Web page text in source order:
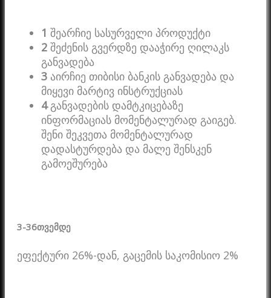
1 შეარჩიე სასურველი პროდუქტი
2 შეძენის გვერდზე დააჭირე ღილაკს
განვადება
3 აირჩიე თიბისი ბანკის განვადება და
მიყევი მარტივ ინსტრუქციას
4განვადების დამტკიცებაზე
ინფორმაციას მომენტალურად გაიგებ.
შენი შეკვეთა მომენტალურად
დადასტურდება და მალე შენსკენ
გამოეშურება
3-36თვემდე
ეფექტური 26%-დან, გაცემის საკომისიო 2%